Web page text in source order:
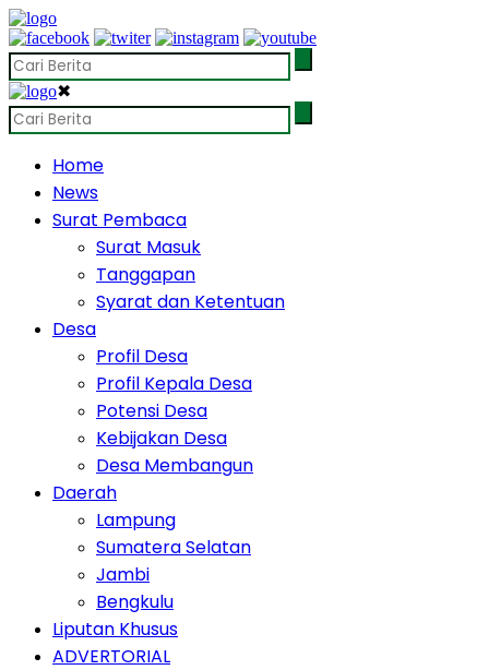
✖
Home
News
Surat Pembaca
Surat Masuk
Tanggapan
Syarat dan Ketentuan
Desa
Profil Desa
Profil Kepala Desa
Potensi Desa
Kebijakan Desa
Desa Membangun
Daerah
Lampung
Sumatera Selatan
Jambi
Bengkulu
Liputan Khusus
ADVERTORIAL